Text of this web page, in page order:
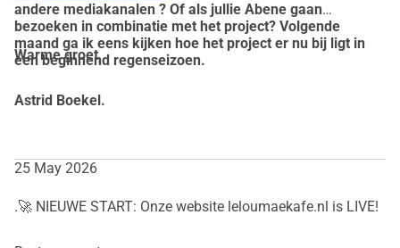
andere mediakanalen ? Of als jullie Abene gaan
bezoeken in combinatie met het project? Volgende
maand ga ik eens kijken hoe het project er nu bij ligt in
een beginnend regenseizoen.
Warme groet,
Astrid Boekel.
25 May 2026
.🚀 NIEUWE START: Onze website leloumaekafe.nl is LIVE!